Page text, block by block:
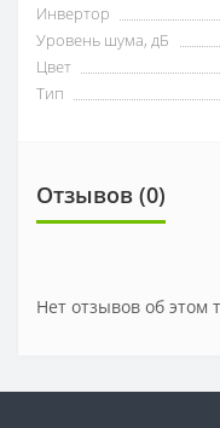
Инвертор
Уровень шума, дБ
Цвет
Тип
Отзывов (0)
Нет отзывов об этом